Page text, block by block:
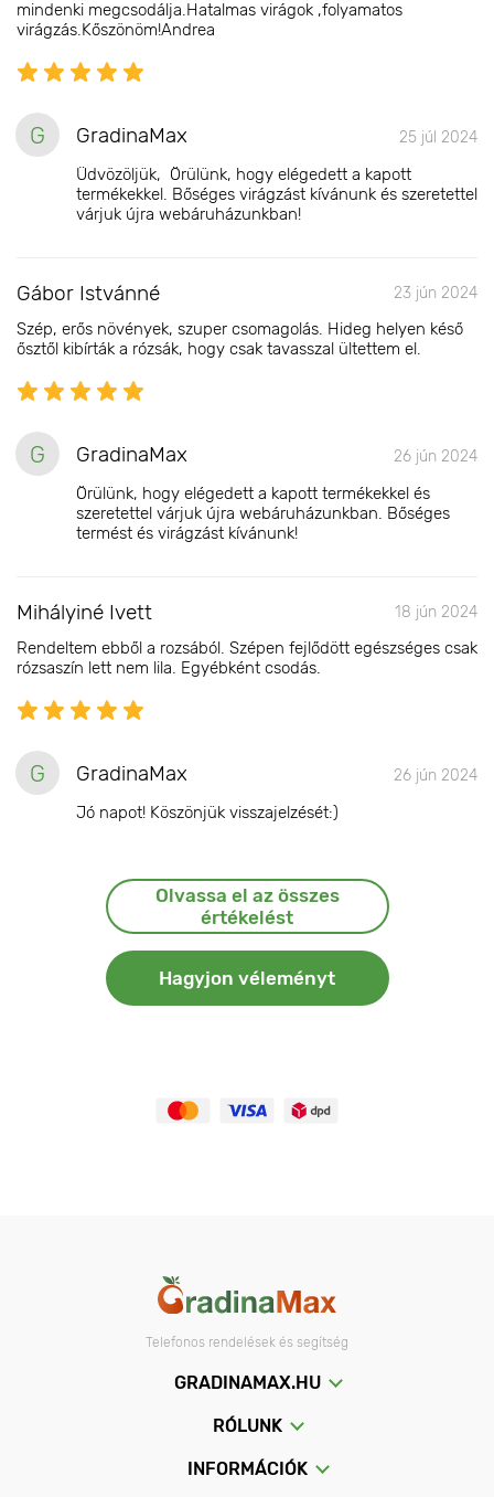
mindenki megcsodálja.Hatalmas virágok ,folyamatos
virágzás.Kőszönöm!Andrea
G GradinaMax 25 júl 2024
Üdvözöljük, Örülünk, hogy elégedett a kapott
termékekkel. Bőséges virágzást kívánunk és szeretettel
várjuk újra webáruházunkban!
Gábor Istvánné 23 jún 2024
Szép, erős növények, szuper csomagolás. Hideg helyen késő
ősztől kibírták a rózsák, hogy csak tavasszal ültettem el.
G GradinaMax 26 jún 2024
Örülünk, hogy elégedett a kapott termékekkel és
szeretettel várjuk újra webáruházunkban. Bőséges
termést és virágzást kívánunk!
Mihályiné Ivett 18 jún 2024
Rendeltem ebből a rozsából. Szépen fejlődött egészséges csak
rózsaszín lett nem lila. Egyébként csodás.
G GradinaMax 26 jún 2024
Jó napot! Köszönjük visszajelzését:)
Olvassa el az összes
értékelést
Hagyjon véleményt
Telefonos rendelések és segítség
GRADINAMAX.HU
RÓLUNK
INFORMÁCIÓK